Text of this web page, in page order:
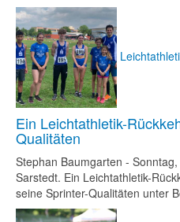
Ein Leichtathletik-
Qualitäten
Stephan Baumgarten -
Sarstedt. Ein Leichtathletik-
seine Sprinter-Qualitäten unter